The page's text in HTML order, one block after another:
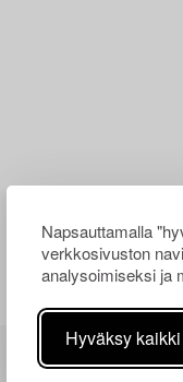
Napsauttamalla
verkkosivuston
analysoimiseksi ja
Hyväksy kaikki